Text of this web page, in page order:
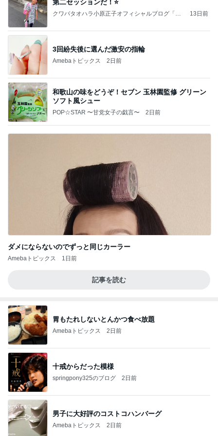
第二セッションだ！⭐️
クワバタオハラ小原正子オフィシャルブログ「女
13日前
3回紛失後に選んだ激安の指輪
Amebaトピックス 2日前
和歌山の味をどうぞ！セブン 玉林園監修 グリーン
ソフト風シュー
POP☆STAR 〜甘党女子の戯言〜 2日前
ダメにならないのでずっと同じカーラー
Amebaトピックス 1日前
記事を読む
胃もたれしないとんかつ食べ放題
Amebaトピックス 2日前
十戒からだった模様
springpony325のブログ 2日前
男子に大好評のコストコハンバーグ
Amebaトピックス 2日前